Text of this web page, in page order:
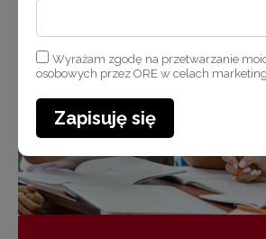
Wyrażam zgodę na przetwarzanie
osobowych przez ORE w celach
Zapisuję się